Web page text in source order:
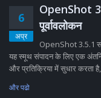
6
अप्र
OpenShot
पूर्वावलोकन
OpenShot 3.5.1
यह स्मूथ संपादन के लिए एक
और प्रतिक्रिया में सुधार करता
और पढो